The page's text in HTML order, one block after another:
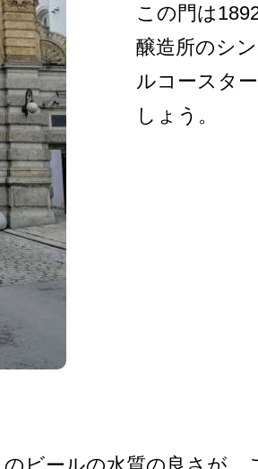
この門は
醸造所のシ
ルコースタ
しょう。